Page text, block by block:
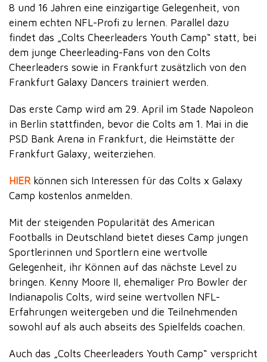
8 und 16 Jahren eine einzigartige Gelegenheit, von
einem echten NFL-Profi zu lernen. Parallel dazu
findet das „Colts Cheerleaders Youth Camp“ statt, bei
dem junge Cheerleading-Fans von den Colts
Cheerleaders sowie in Frankfurt zusätzlich von den
Frankfurt Galaxy Dancers trainiert werden.
Das erste Camp wird am 29. April im Stade Napoleon
in Berlin stattfinden, bevor die Colts am 1. Mai in die
PSD Bank Arena in Frankfurt, die Heimstätte der
Frankfurt Galaxy, weiterziehen.
HIER können sich Interessen für das Colts x Galaxy
Camp kostenlos anmelden.
Mit der steigenden Popularität des American
Footballs in Deutschland bietet dieses Camp jungen
Sportlerinnen und Sportlern eine wertvolle
Gelegenheit, ihr Können auf das nächste Level zu
bringen. Kenny Moore II, ehemaliger Pro Bowler der
Indianapolis Colts, wird seine wertvollen NFL-
Erfahrungen weitergeben und die Teilnehmenden
sowohl auf als auch abseits des Spielfelds coachen.
Auch das „Colts Cheerleaders Youth Camp“ verspricht